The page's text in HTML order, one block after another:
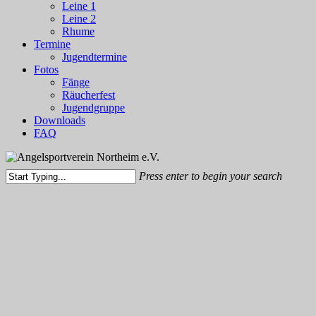
Leine 1
Leine 2
Rhume
Termine
Jugendtermine
Fotos
Fänge
Räucherfest
Jugendgruppe
Downloads
FAQ
Press enter to begin your search